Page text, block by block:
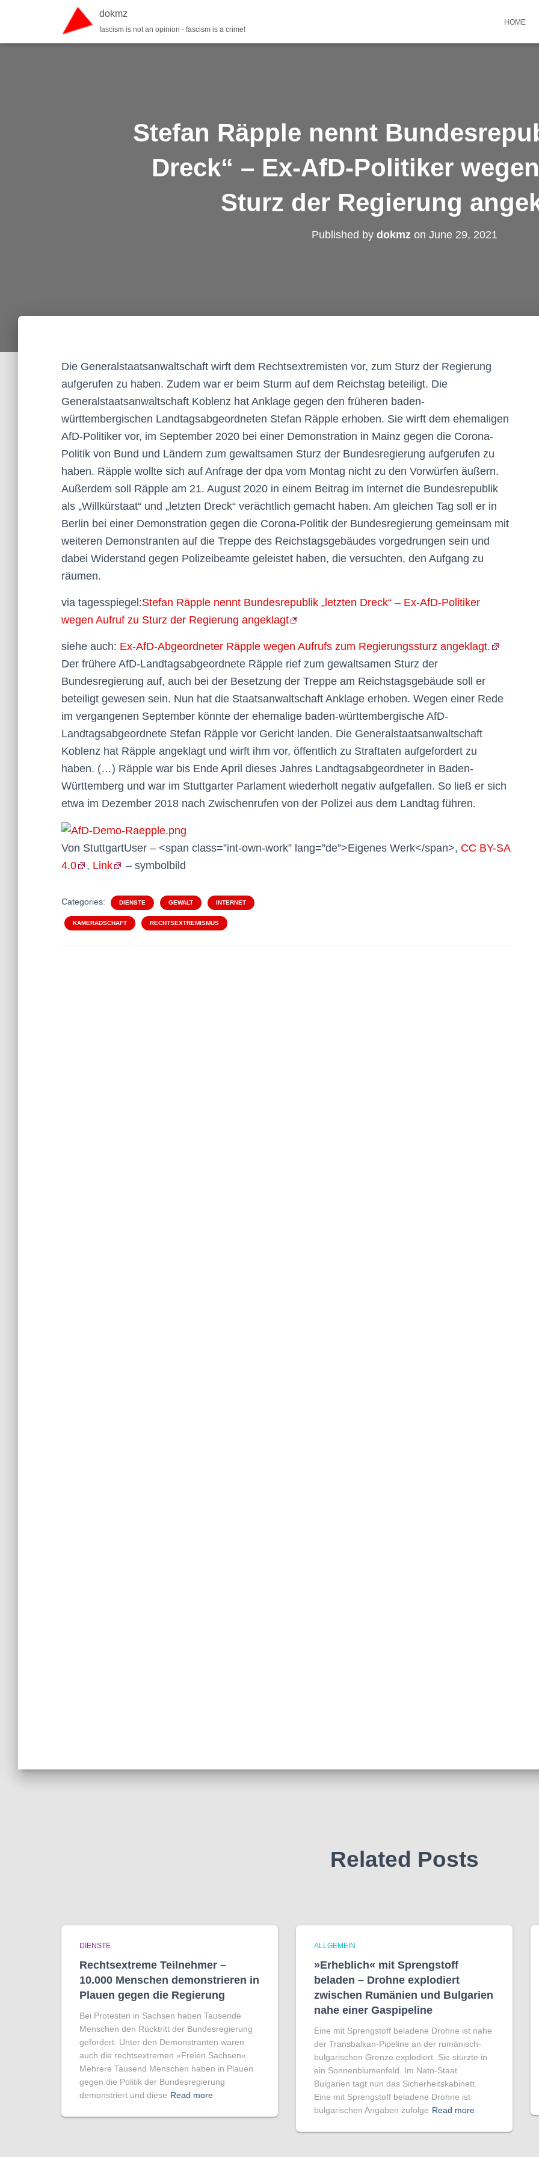
dokmz
fascism is not an opinion - fascism is a crime!
HOME
Stefan Räpple nennt
Dreck“ – Ex-AfD-Politiker
Sturz der Regierung
Published by dokmzon June 29, 2021
Die Generalstaatsanwaltschaft wirft dem Rechtsextremisten vor, zum Sturz der Regierung
aufgerufen zu haben. Zudem war er beim Sturm auf dem Reichstag beteiligt. Die
Generalstaatsanwaltschaft Koblenz hat Anklage gegen den früheren baden-
württembergischen Landtagsabgeordneten Stefan Räpple erhoben. Sie wirft dem ehemaligen
AfD-Politiker vor, im September 2020 bei einer Demonstration in Mainz gegen die Corona-
Politik von Bund und Ländern zum gewaltsamen Sturz der Bundesregierung aufgerufen zu
haben. Räpple wollte sich auf Anfrage der dpa vom Montag nicht zu den Vorwürfen äußern.
Außerdem soll Räpple am 21. August 2020 in einem Beitrag im Internet die Bundesrepublik
als „Willkürstaat“ und „letzten Dreck“ verächtlich gemacht haben. Am gleichen Tag soll er in
Berlin bei einer Demonstration gegen die Corona-Politik der Bundesregierung gemeinsam mit
weiteren Demonstranten auf die Treppe des Reichstagsgebäudes vorgedrungen sein und
dabei Widerstand gegen Polizeibeamte geleistet haben, die versuchten, den Aufgang zu
räumen.
via tagesspiegel:Stefan Räpple nennt Bundesrepublik „letzten Dreck“ – Ex-AfD-Politiker
wegen Aufruf zu Sturz der Regierung angeklagt
siehe auch: Ex-AfD-Abgeordneter Räpple wegen Aufrufs zum Regierungssturz angeklagt.
Der frühere AfD-Landtagsabgeordnete Räpple rief zum gewaltsamen Sturz der
Bundesregierung auf, auch bei der Besetzung der Treppe am Reichstagsgebäude soll er
beteiligt gewesen sein. Nun hat die Staatsanwaltschaft Anklage erhoben. Wegen einer Rede
im vergangenen September könnte der ehemalige baden-württembergische AfD-
Landtagsabgeordnete Stefan Räpple vor Gericht landen. Die Generalstaatsanwaltschaft
Koblenz hat Räpple angeklagt und wirft ihm vor, öffentlich zu Straftaten aufgefordert zu
haben. (…) Räpple war bis Ende April dieses Jahres Landtagsabgeordneter in Baden-
Württemberg und war im Stuttgarter Parlament wiederholt negativ aufgefallen. So ließ er sich
etwa im Dezember 2018 nach Zwischenrufen von der Polizei aus dem Landtag führen.
Von StuttgartUser – <span class=”int-own-work” lang=”de”>Eigenes Werk</span>, CC BY-SA
4.0
, Link – symbolbild
Categories: DIENSTE GEWALT INTERNET
KAMERADSCHAFT RECHTSEXTREMISMUS
Related Posts
DIENSTE
Rechtsextreme Teilnehmer –
10.000 Menschen demonstrieren in
Plauen gegen die Regierung
Bei Protesten in Sachsen haben Tausende
Menschen den Rücktritt der Bundesregierung
gefordert. Unter den Demonstranten waren
auch die rechtsextremen »Freien Sachsen«.
Mehrere Tausend Menschen haben in Plauen
gegen die Politik der Bundesregierung
demonstriert und diese Read more
ALLGEMEIN
»Erheblich« mit Sprengstoff
beladen – Drohne explodiert
zwischen Rumänien und Bulgarien
nahe einer Gaspipeline
Eine mit Sprengstoff beladene Drohne ist nahe
der Transbalkan-Pipeline an der rumänisch-
bulgarischen Grenze explodiert. Sie stürzte in
ein Sonnenblumenfeld. Im Nato-Staat
Bulgarien tagt nun das Sicherheitskabinett.
Eine mit Sprengstoff beladene Drohne ist
bulgarischen Angaben zufolge Read more